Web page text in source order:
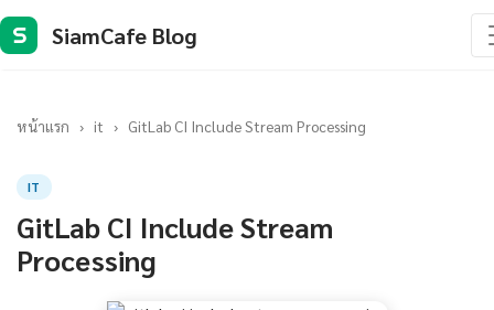
S SiamCafe Blog
หน้าแรก › it › GitLab CI Include Stream Processing
IT
GitLab CI Include Stream
Processing